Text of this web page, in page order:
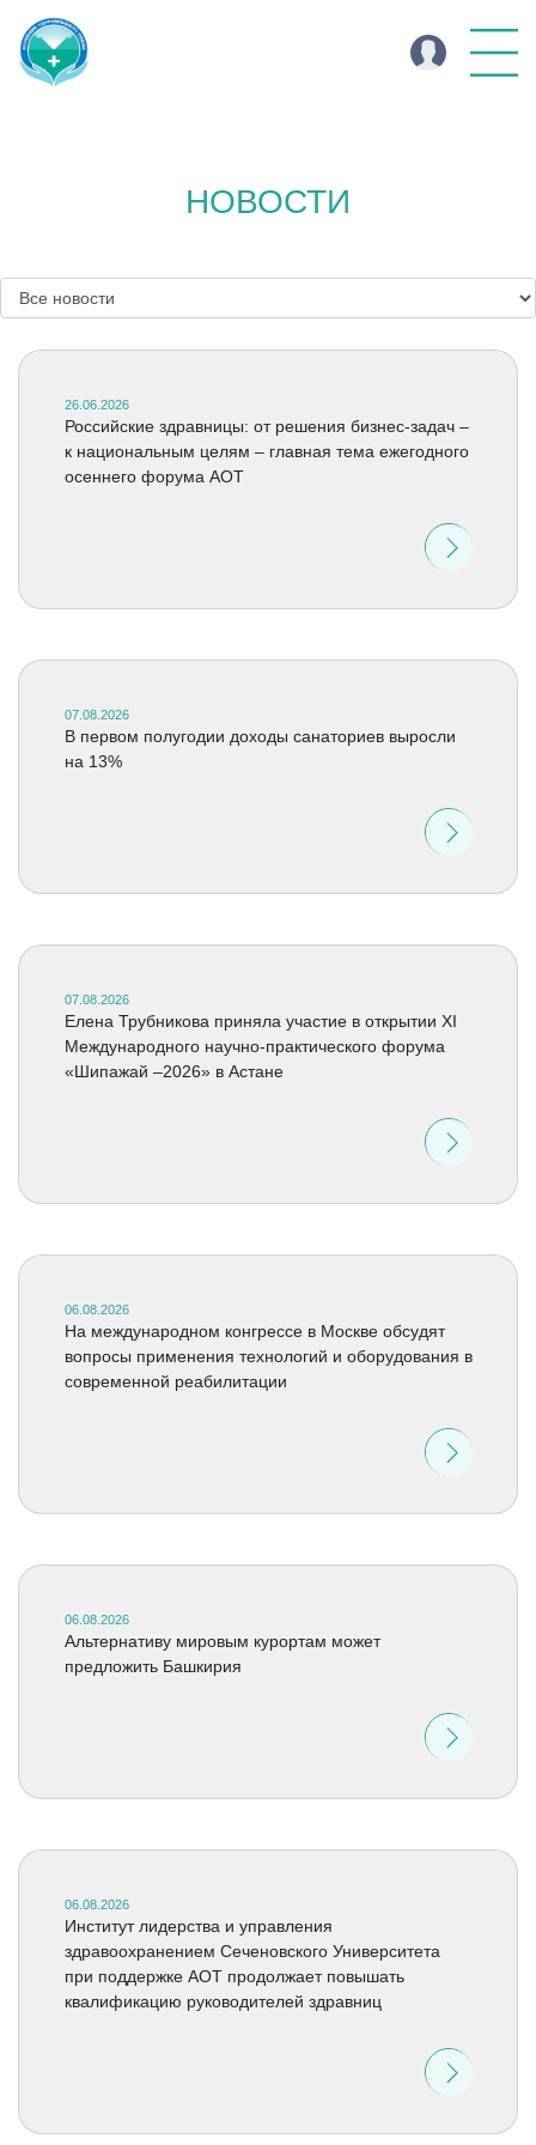
НОВОСТИ
26.06.2026
Российские здравницы: от решения бизнес-задач –
к национальным целям – главная тема ежегодного
осеннего форума АОТ
07.08.2026
В первом полугодии доходы санаториев выросли
на 13%
07.08.2026
Елена Трубникова приняла участие в открытии XI
Международного научно-практического форума
«Шипажай –2026» в Астане
06.08.2026
На международном конгрессе в Москве обсудят
вопросы применения технологий и оборудования в
современной реабилитации
06.08.2026
Альтернативу мировым курортам может
предложить Башкирия
06.08.2026
Институт лидерства и управления
здравоохранением Сеченовского Университета
при поддержке АОТ продолжает повышать
квалификацию руководителей здравниц